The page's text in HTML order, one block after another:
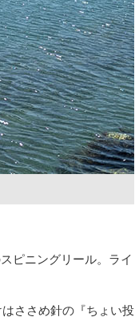
ピニングリール。ライ
ささめ針の『ちょい投